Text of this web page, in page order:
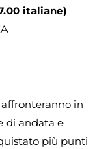
italiane)
in
di andata e
più punti